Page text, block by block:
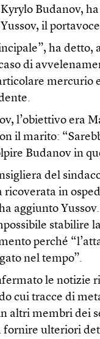
Budanov,
il
ha detto,
di
mercurio
l’obiettivo era
il marito:
Budanov in
del
ricoverata in
aggiunto
stabilire
perché
nel tempo”.
le notizie
cui tracce di
altri membri dei
fornire ulteriori